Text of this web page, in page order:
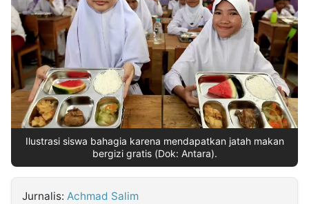
Insight
NTB
Suara
Time
Lens
IDN
Daily
Jogja
Jalan
Rakyat
Idealita
News
Kita
Notice
Dinamikapost.com
Radar
Baru
Seedbacklink
Follow
Kabarbaru
Ilustrasi siswa bahagia karena mendapatkan jatah makan
bergizi gratis (Dok: Antara).
Jurnalis: Achmad Salim